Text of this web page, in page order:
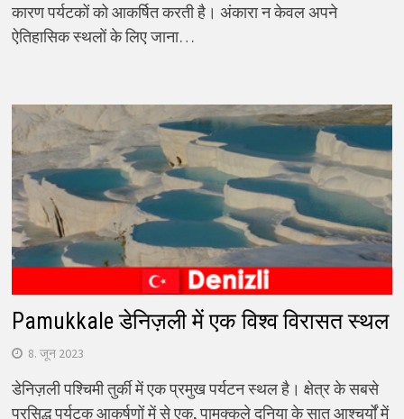
कारण पर्यटकों को आकर्षित करती है। अंकारा न केवल अपने
ऐतिहासिक स्थलों के लिए जाना…
Pamukkale डेनिज़ली में एक विश्व विरासत स्थल
8. जून 2023
डेनिज़ली पश्चिमी तुर्की में एक प्रमुख पर्यटन स्थल है। क्षेत्र के सबसे
प्रसिद्ध पर्यटक आकर्षणों में से एक, पामुक्कले दुनिया के सात आश्चर्यों में